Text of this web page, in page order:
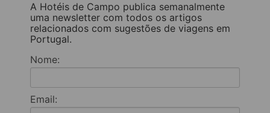
A Hotéis de Campo publica semanalmente
uma newsletter com todos os artigos
relacionados com sugestões de viagens em
Portugal.
Nome:
Email: